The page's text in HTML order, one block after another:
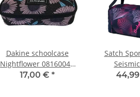
Dakine schoolcase
Nightflower 08160041
Schlampermäppchen
17,00 € *
Satch